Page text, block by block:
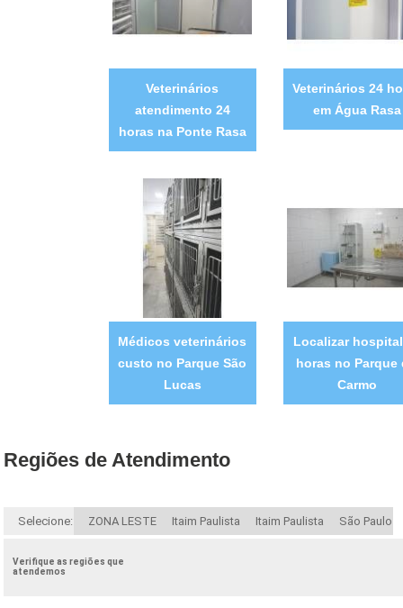
Veterinários
atendimento 24
horas na Ponte Rasa
Veterinários 24
em Água Rasa
Médicos veterinários
custo no Parque São
Lucas
Localizar
horas no Parque
Carmo
Regiões de Atendimento
Selecione: ZONA LESTE Itaim Paulista Itaim Paulista São Paulo
Verifique as regiões que
atendemos